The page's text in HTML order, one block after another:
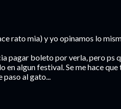
rato mia) y yo opinamos lo
pagar boleto por verla, pero ps
en algun festival. Se me hace
al gato...